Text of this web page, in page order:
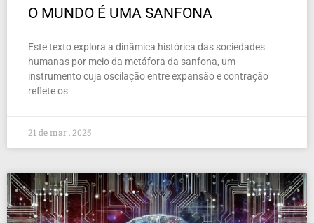
O MUNDO É UMA SANFONA
Este texto explora a dinâmica histórica das sociedades
humanas por meio da metáfora da sanfona, um
instrumento cuja oscilação entre expansão e contração
reflete os
21 de mar , 2025